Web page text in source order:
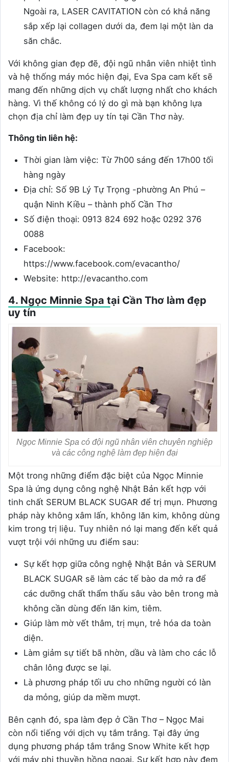
Ngoài ra, LASER CAVITATION còn có khả năng
sắp xếp lại collagen dưới da, đem lại một làn da
săn chắc.
Với không gian đẹp đẽ, đội ngũ nhân viên nhiệt tình
và hệ thống máy móc hiện đại, Eva Spa cam kết sẽ
mang đến những dịch vụ chất lượng nhất cho khách
hàng. Vì thế không có lý do gì mà bạn không lựa
chọn địa chỉ làm đẹp uy tín tại Cần Thơ này.
Thông tin liên hệ:
Thời gian làm việc: Từ 7h00 sáng đến 17h00 tối
hàng ngày
Địa chỉ: Số 9B Lý Tự Trọng -phường An Phú –
quận Ninh Kiều – thành phố Cần Thơ
Số điện thoại: 0913 824 692 hoặc 0292 376
0088
Facebook:
https://www.facebook.com/evacantho/
Website: http://evacantho.com
4. Ngọc Minnie Spa tại Cần Thơ làm đẹp
uy tín
Ngọc Minnie Spa có đội ngũ nhân viên chuyên nghiệp
và các công nghệ làm đẹp hiện đại
Một trong những điểm đặc biệt của Ngọc Minnie
Spa là ứng dụng công nghệ Nhật Bản kết hợp với
tinh chất SERUM BLACK SUGAR để trị mụn. Phương
pháp này không xâm lấn, không lăn kim, không dùng
kim trong trị liệu. Tuy nhiên nó lại mang đến kết quả
vượt trội với những ưu điểm sau:
Sự kết hợp giữa công nghệ Nhật Bản và SERUM
BLACK SUGAR sẽ làm các tế bào da mở ra để
các dưỡng chất thẩm thấu sâu vào bên trong mà
không cần dùng đến lăn kim, tiêm.
Giúp làm mờ vết thâm, trị mụn, trẻ hóa da toàn
diện.
Làm giảm sự tiết bã nhờn, dầu và làm cho các lỗ
chân lông được se lại.
Là phương pháp tối ưu cho những người có làn
da mỏng, giúp da mềm mượt.
Bên cạnh đó, spa làm đẹp ở Cần Thơ – Ngọc Mai
còn nổi tiếng với dịch vụ tắm trắng. Tại đây ứng
dụng phương pháp tắm trắng Snow White kết hợp
với máy phi thuyền hồng ngoại. Sự kết hợp này đem